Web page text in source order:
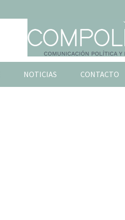
NOTICIAS CONTACTO